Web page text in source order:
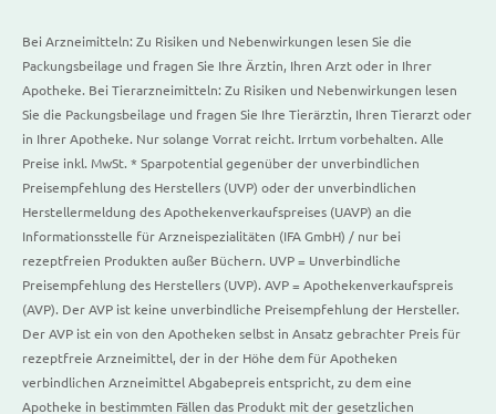
Bei Arzneimitteln: Zu Risiken und Nebenwirkungen lesen Sie die
Packungsbeilage und fragen Sie Ihre Ärztin, Ihren Arzt oder in Ihrer
Apotheke. Bei Tierarzneimitteln: Zu Risiken und Nebenwirkungen lesen
Sie die Packungsbeilage und fragen Sie Ihre Tierärztin, Ihren Tierarzt oder
in Ihrer Apotheke. Nur solange Vorrat reicht. Irrtum vorbehalten. Alle
Preise inkl. MwSt. * Sparpotential gegenüber der unverbindlichen
Preisempfehlung des Herstellers (UVP) oder der unverbindlichen
Herstellermeldung des Apothekenverkaufspreises (UAVP) an die
Informationsstelle für Arzneispezialitäten (IFA GmbH) / nur bei
rezeptfreien Produkten außer Büchern. UVP = Unverbindliche
Preisempfehlung des Herstellers (UVP). AVP = Apothekenverkaufspreis
(AVP). Der AVP ist keine unverbindliche Preisempfehlung der Hersteller.
Der AVP ist ein von den Apotheken selbst in Ansatz gebrachter Preis für
rezeptfreie Arzneimittel, der in der Höhe dem für Apotheken
verbindlichen Arzneimittel Abgabepreis entspricht, zu dem eine
Apotheke in bestimmten Fällen das Produkt mit der gesetzlichen